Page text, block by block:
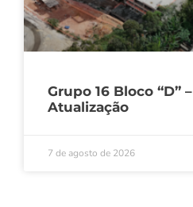
Grupo 16 Bloco “D” –
Atualização
7 de agosto de 2026